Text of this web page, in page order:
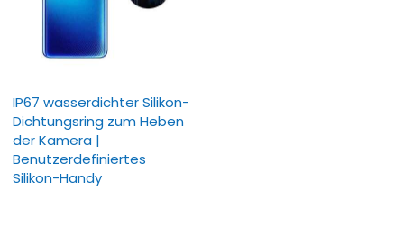
IP67 wasserdichter Silikon-
Dichtungsring zum Heben
der Kamera |
Benutzerdefiniertes
Silikon-Handy